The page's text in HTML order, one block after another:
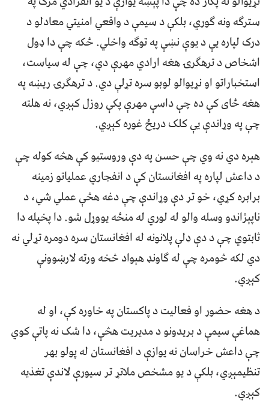
سترګه ونه ګوري، بلکې د سیمې د واقعي امنیتي معادلو د
درک لپاره یې د یوې نښې په توګه واخلي. ځکه چې دا ډول
اشخاص د ترهګرۍ هغه ارادي مهرې دي، چې له سیاست،
استخباراتو او نړیوالو لوبو سره تړلې دي. د ترهګرۍ ریښه په
هغه ځای کې ده چې داسې مهرې پکې روزل کېږي، نه هلته
چې په وړاندې یې کلک دریځ غوره کېږي.
هېره دي نه وي چې حسن په دې وروستیو کې هڅه کوله چې
د داعش لپاره په افغانستان کې د انفجاري عملیاتو زمینه
برابره کړي، خو تر دې وړاندې چې دغه هڅې عملي شي، د
ناپېژاندو وسله‌ والو له لوري له منځه یووړل شو. دا پخپله دا
ثابتوي چې د دې ډلې پلانونه له افغانستان سره دومره تړلي نه
دي لکه څومره چې له ګاونډ هېواد څخه ورته لارښوونې
کېږي.
د هغه حضور او فعالیت د پاکستان په خاوره کې، او له
هماغې سیمې د بریدونو د مدیریت هڅې، دا شک نه پاتې کوي
چې داعش خراسان نه یوازې د افغانستان له پولو بهر
تنظیمېږي، بلکې د یو مشخص ملاتړ تر سیورې لاندې تغذیه
کېږي.